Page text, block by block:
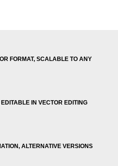
FORMAT, SCALABLE TO ANY
IN VECTOR EDITING
ALTERNATIVE VERSIONS